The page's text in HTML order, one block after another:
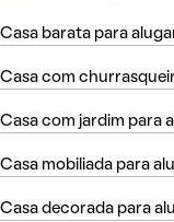
Casa barata para
Casa com
Casa com jardim para
Casa mobiliada para
Casa decorada para